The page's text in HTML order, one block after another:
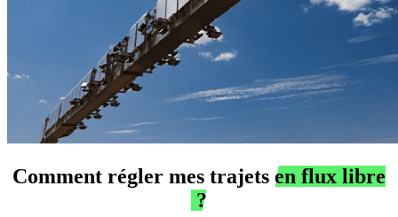
Comment régler mes trajets en flux libre
?